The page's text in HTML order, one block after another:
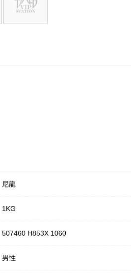
尼龍
1KG
507460 H853X 1060
男性